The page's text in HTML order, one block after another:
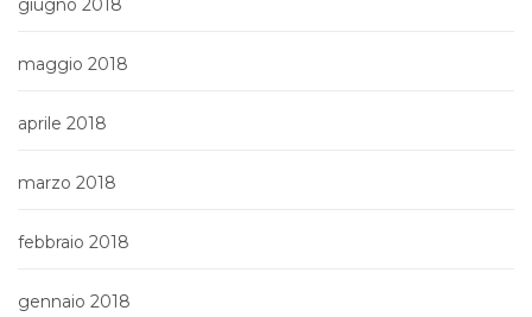
giugno 2018
maggio 2018
aprile 2018
marzo 2018
febbraio 2018
gennaio 2018